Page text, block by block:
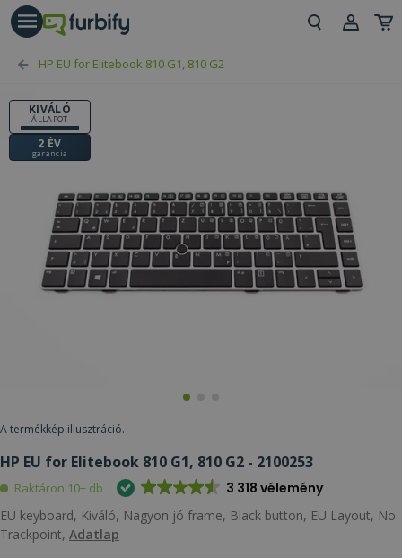
HP EU for Elitebook 810 G1, 810 G2
KIVÁLÓ
ÁLLAPOT
2 ÉV
garancia
A termékkép illusztráció.
HP EU for Elitebook 810 G1, 810 G2 - 2100253
Raktáron 10+ db 3 318 vélemény
EU keyboard, Kiváló, Nagyon jó frame, Black button, EU Layout, No
Trackpoint, Adatlap
gomb